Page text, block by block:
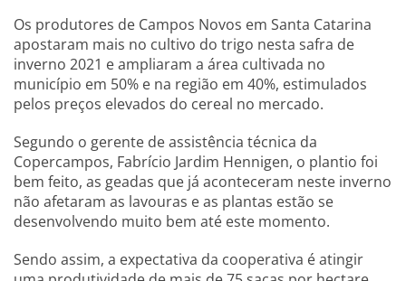
Os produtores de Campos Novos em Santa Catarina
apostaram mais no cultivo do trigo nesta safra de
inverno 2021 e ampliaram a área cultivada no
município em 50% e na região em 40%, estimulados
pelos preços elevados do cereal no mercado.
Segundo o gerente de assistência técnica da
Copercampos, Fabrício Jardim Hennigen, o plantio foi
bem feito, as geadas que já aconteceram neste inverno
não afetaram as lavouras e as plantas estão se
desenvolvendo muito bem até este momento.
Sendo assim, a expectativa da cooperativa é atingir